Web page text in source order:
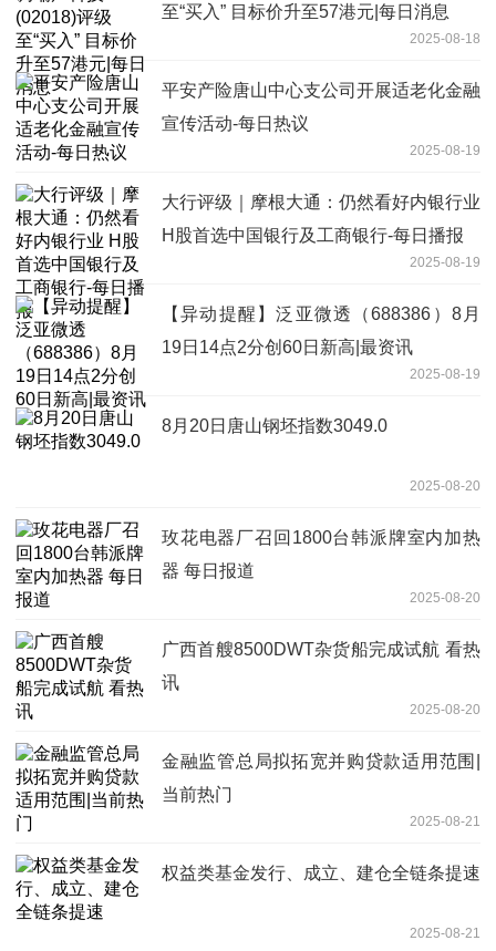
至“买入” 目标价升至57港元|每日消息
2025-08-18
平安产险唐山中心支公司开展适老化金融
宣传活动-每日热议
2025-08-19
大行评级｜摩根大通：仍然看好内银行业
H股首选中国银行及工商银行-每日播报
2025-08-19
【异动提醒】泛亚微透（688386）8月
19日14点2分创60日新高|最资讯
2025-08-19
8月20日唐山钢坯指数3049.0
2025-08-20
玫花电器厂召回1800台韩派牌室内加热
器 每日报道
2025-08-20
广西首艘8500DWT杂货船完成试航 看热
讯
2025-08-20
金融监管总局拟拓宽并购贷款适用范围|
当前热门
2025-08-21
权益类基金发行、成立、建仓全链条提速
2025-08-21